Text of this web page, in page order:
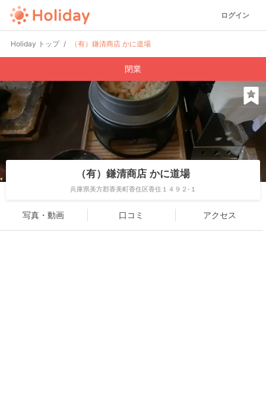
ログイン
Holiday トップ （有）鎌清商店 かに道場
閉業
（有）鎌清商店 かに道場
兵庫県美方郡香美町香住区香住１４９２-１
写真・動画 口コミ アクセス